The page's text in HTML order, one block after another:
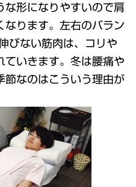
な形になりやすいので肩
なります。左右のバラン
びない筋肉は、コリや
ていきます。冬は腰痛や
節なのはこういう理由が